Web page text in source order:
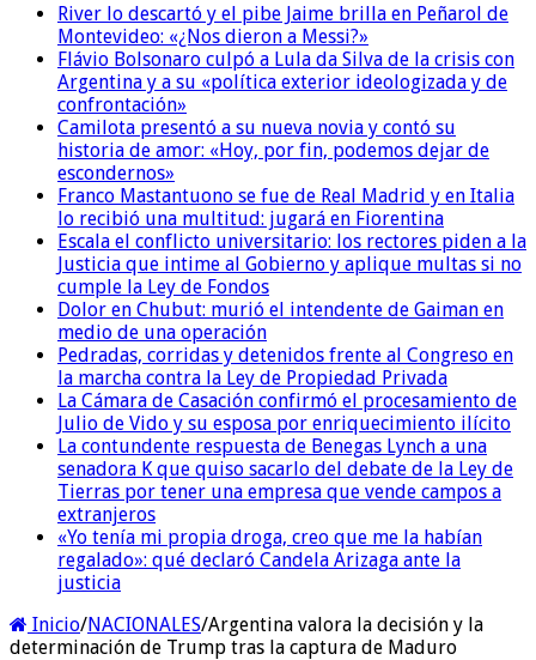
River lo descartó y el pibe Jaime brilla en Peñarol de
Montevideo: «¿Nos dieron a Messi?»
Flávio Bolsonaro culpó a Lula da Silva de la crisis con
Argentina y a su «política exterior ideologizada y de
confrontación»
Camilota presentó a su nueva novia y contó su
historia de amor: «Hoy, por fin, podemos dejar de
escondernos»
Franco Mastantuono se fue de Real Madrid y en Italia
lo recibió una multitud: jugará en Fiorentina
Escala el conflicto universitario: los rectores piden a la
Justicia que intime al Gobierno y aplique multas si no
cumple la Ley de Fondos
Dolor en Chubut: murió el intendente de Gaiman en
medio de una operación
Pedradas, corridas y detenidos frente al Congreso en
la marcha contra la Ley de Propiedad Privada
La Cámara de Casación confirmó el procesamiento de
Julio de Vido y su esposa por enriquecimiento ilícito
La contundente respuesta de Benegas Lynch a una
senadora K que quiso sacarlo del debate de la Ley de
Tierras por tener una empresa que vende campos a
extranjeros
«Yo tenía mi propia droga, creo que me la habían
regalado»: qué declaró Candela Arizaga ante la
justicia
Inicio/NACIONALES/Argentina valora la decisión y la
determinación de Trump tras la captura de Maduro